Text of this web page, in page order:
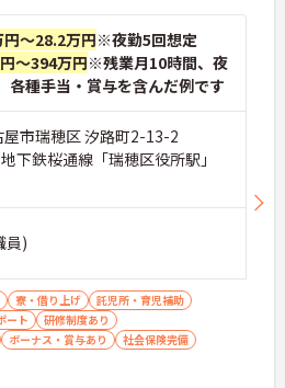
大4万円）の手当が加
対策講座、更新費用ま
のステップアップを自己
的・精神的な負担を軽
を活用したデータに基
均残業時間は10時間程
を持ってご入居者様と
的な福利厚生が整って
までの医療費補助
円～28.2万円※夜勤5回想定
～394万円※残業月10時間、夜
各種手当・賞与を含んだ例です
屋市瑞穂区 汐路町2-13-2
下鉄桜通線「瑞穂区役所駅」
員)
寮・借り上げ
託児所・育児補助
ート
研修制度あり
ボーナス・賞与あり
社会保険完備